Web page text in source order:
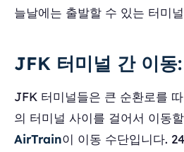
늘날에는 출발할 수 있는 터미
JFK 터미널 간 이
JFK 터미널들은 큰 순환로를
의 터미널 사이를 걸어서 이동
AirTrain이 이동 수단입니다.